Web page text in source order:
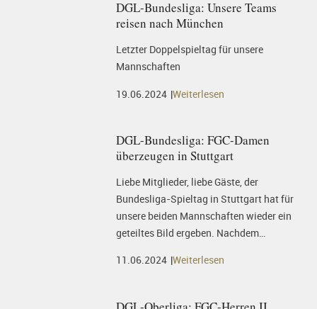
DGL-Bundesliga: Unsere Teams
reisen nach München
Letzter Doppelspieltag für unsere
Mannschaften
19.06.2024 Weiterlesen
DGL-Bundesliga: FGC-Damen
überzeugen in Stuttgart
Liebe Mitglieder, liebe Gäste, der
Bundesliga-Spieltag in Stuttgart hat für
unsere beiden Mannschaften wieder ein
geteiltes Bild ergeben. Nachdem…
11.06.2024 Weiterlesen